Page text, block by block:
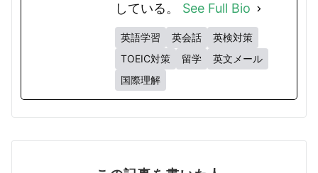
している。 See Full Bio
英語学習 英会話
英検対策
TOEIC対策
留学
英文メール
国際理解